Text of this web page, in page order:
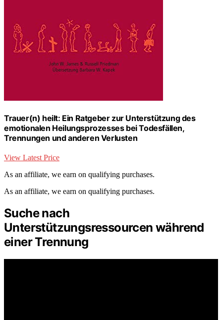
Trauer(n) heilt: Ein Ratgeber zur Unterstützung des
emotionalen Heilungsprozesses bei Todesfällen,
Trennungen und anderen Verlusten
View Latest Price
As an affiliate, we earn on qualifying purchases.
As an affiliate, we earn on qualifying purchases.
Suche nach
Unterstützungsressourcen während
einer Trennung